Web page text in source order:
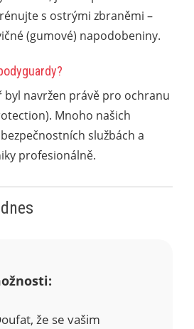
s ostrými zbraněmi –
(gumové) napodobeniny.
byl navržen právě pro ochranu
Mnoho našich
službách a
profesionálně.
že se vašim